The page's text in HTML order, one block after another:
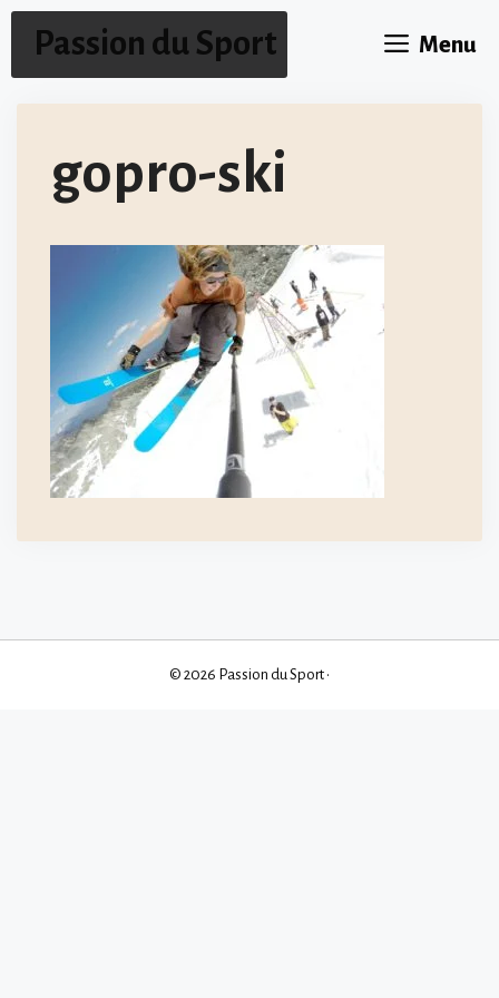
Aller
contenu
Passion du Sport Menu
gopro-ski
© 2026 Passion du Sport •